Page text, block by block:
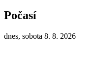
Počasí
dnes, sobota 8. 8. 2026